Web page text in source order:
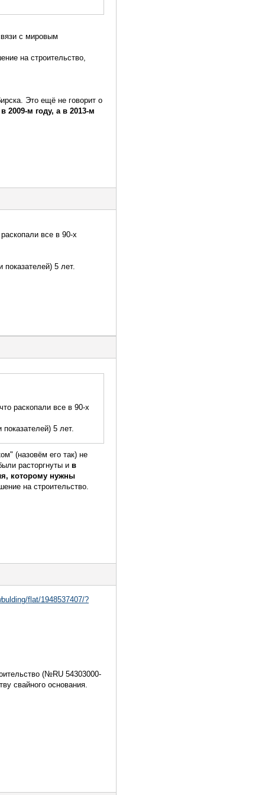
с мировым
на строительство,
Это ещё не говорит о
2009-м году, а в 2013-м
все в 90-х
показателей) 5 лет.
раскопали все в 90-х
5 лет.
(назовём его так) не
расторгнуты и в
которому нужны
на строительство.
flat/1948537407/?
(№RU 54303000-
свайного основания.